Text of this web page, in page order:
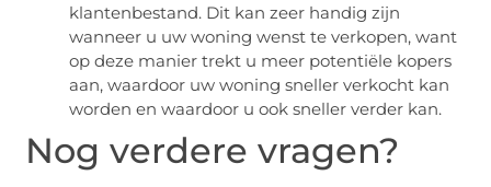
klantenbestand. Dit kan zeer handig zijn
wanneer u uw woning wenst te verkopen, want
op deze manier trekt u meer potentiële kopers
aan, waardoor uw woning sneller verkocht kan
worden en waardoor u ook sneller verder kan.
Nog verdere vragen?